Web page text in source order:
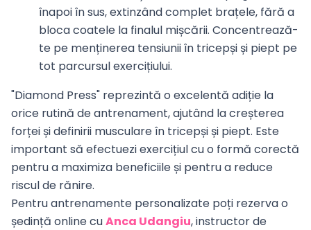
înapoi în sus, extinzând complet brațele, fără a
bloca coatele la finalul mișcării. Concentrează-
te pe menținerea tensiunii în tricepși și piept pe
tot parcursul exercițiului.
"Diamond Press" reprezintă o excelentă adiție la
orice rutină de antrenament, ajutând la creșterea
forței și definirii musculare în tricepși și piept. Este
important să efectuezi exercițiul cu o formă corectă
pentru a maximiza beneficiile și pentru a reduce
riscul de rănire.
Pentru antrenamente personalizate poți rezerva o
ședință online cuAnca Udangiu, instructor de